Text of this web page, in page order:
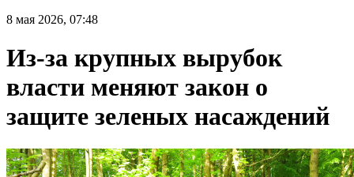
8 мая 2026, 07:48
Из-за крупных вырубок
власти меняют закон о
защите зеленых насаждений